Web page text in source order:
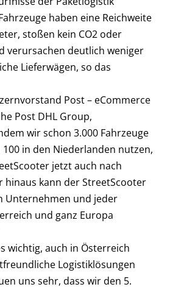
haben eine Reichweite
stoßen kein CO2 oder
verursachen deutlich weniger
Lieferwägen, so das
Post – eCommerce
Post DHL Group,
wir schon 3.000 Fahrzeuge
in den Niederlanden nutzen,
jetzt auch nach
hinaus kann der StreetScooter
Unternehmen und jeder
und ganz Europa
wichtig, auch in Österreich
Logistiklösungen
uns sehr, dass wir den 5.